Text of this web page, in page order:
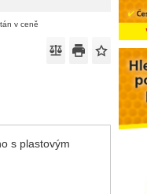
v ceně
s plastovým